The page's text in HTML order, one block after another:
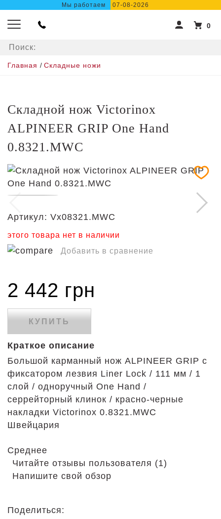
Мы работаем 07-08-2026
0
Главная / Складные ножи
Складной нож Victorinox
ALPINEER GRIP One Hand
0.8321.MWC
Артикул: Vx08321.MWC
этого товара нет в наличии
Добавить в сравнение
2 442 грн
КУПИТЬ
Краткое описание
Большой карманный нож ALPINEER GRIP с
фиксатором лезвия Liner Lock / 111 мм / 1
слой / одноручный One Hand /
серрейторный клинок / красно-черные
накладки Victorinox 0.8321.MWC
Швейцария
Среднее
Читайте отзывы пользователя (1)
Напишите свой обзор
Поделиться: